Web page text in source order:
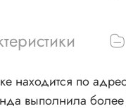
находится по
выполнила